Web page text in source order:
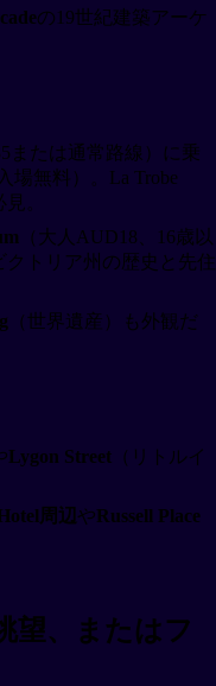
の19世紀建築アーケ
または通常路線）に乗
場無料）。La Trobe
。
（大人AUD18、16歳以
クトリア州の歴史と先住
（世界遺産）も外観だ
Lygon Street （リトルイ
周辺 やRussell Place
望、またはフ